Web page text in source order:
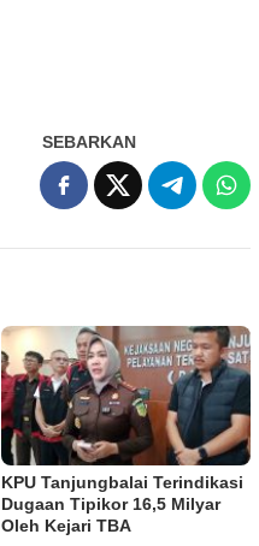
SEBARKAN
KPU Tanjungbalai Terindikasi
Dugaan Tipikor 16,5 Milyar
Oleh Kejari TBA